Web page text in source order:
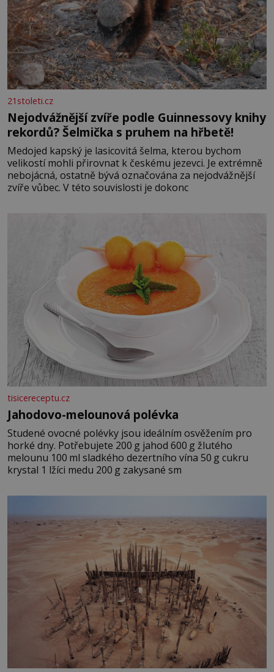
21stoleti.cz
Nejodvážnější zvíře podle Guinnessovy knihy
rekordů? Šelmička s pruhem na hřbetě!
Medojed kapský je lasicovitá šelma, kterou bychom
velikostí mohli přirovnat k českému jezevci. Je extrémně
nebojácná, ostatně bývá označována za nejodvážnější
zvíře vůbec. V této souvislosti je dokonc
tisicereceptu.cz
Jahodovo-melounová polévka
Studené ovocné polévky jsou ideálním osvěžením pro
horké dny. Potřebujete 200 g jahod 600 g žlutého
melounu 100 ml sladkého dezertního vína 50 g cukru
krystal 1 lžíci medu 200 g zakysané sm